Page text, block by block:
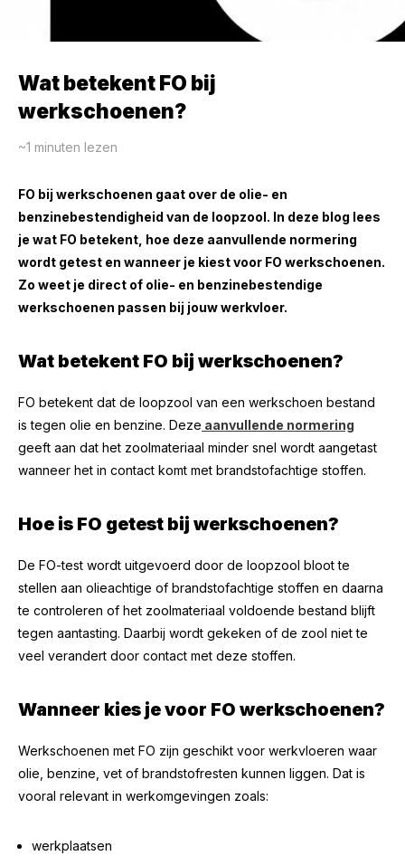
Wat betekent FO bij
werkschoenen?
~1 minuten lezen
FO bij werkschoenen gaat over de olie- en
benzinebestendigheid van de loopzool. In deze blog lees
je wat FO betekent, hoe deze aanvullende normering
wordt getest en wanneer je kiest voor FO werkschoenen.
Zo weet je direct of olie- en benzinebestendige
werkschoenen passen bij jouw werkvloer.
Wat betekent FO bij werkschoenen?
FO betekent dat de loopzool van een werkschoen bestand
is tegen olie en benzine. Deze aanvullende normering
geeft aan dat het zoolmateriaal minder snel wordt aangetast
wanneer het in contact komt met brandstofachtige stoffen.
Hoe is FO getest bij werkschoenen?
De FO-test wordt uitgevoerd door de loopzool bloot te
stellen aan olieachtige of brandstofachtige stoffen en daarna
te controleren of het zoolmateriaal voldoende bestand blijft
tegen aantasting. Daarbij wordt gekeken of de zool niet te
veel verandert door contact met deze stoffen.
Wanneer kies je voor FO werkschoenen?
Werkschoenen met FO zijn geschikt voor werkvloeren waar
olie, benzine, vet of brandstofresten kunnen liggen. Dat is
vooral relevant in werkomgevingen zoals:
werkplaatsen